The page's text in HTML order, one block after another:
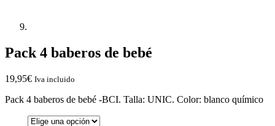
Pack 4 baberos de bebé
19,95€ Iva incluido
Pack 4 baberos de bebé -BCI. Talla: UNIC. Color: blanco químico